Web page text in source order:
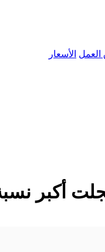
الأسعار
أكبر